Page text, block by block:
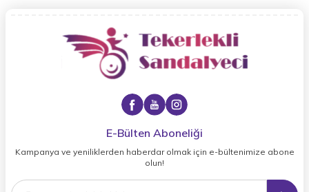
E-Bülten Aboneliği
Kampanya ve yeniliklerden haberdar olmak için e-bültenimize abone
olun!